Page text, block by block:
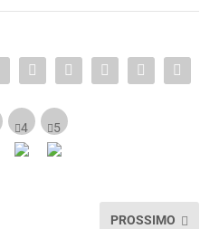
PROSSIMO